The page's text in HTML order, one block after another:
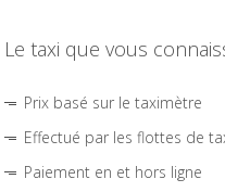
Le taxi que vous
Prix basé sur le taximètre
Effectué par les flottes de
Paiement en et hors ligne